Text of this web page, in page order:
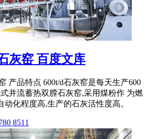
灰窑 百度文库
产品特点 600t/d石灰窑是每天生产600
并流蓄热双膛石灰窑,采用煤粉作 为燃
动化程度高,生产的石灰活性度高。
8511